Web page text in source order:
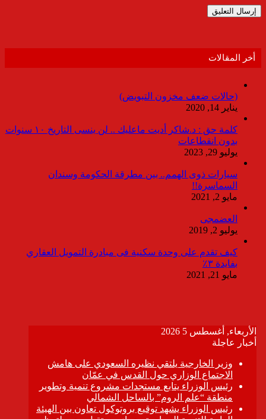
أخر المقالات
(حالات ضعف مخزون التبويض)
يناير 14, 2020
كلمة حق : د.شاكر أديت ماعليك .. لن ينسى التاريخ ١٠ سنوات
بدون انقطاعات
يوليو 29, 2023
سيارات ذوى الهمم.. بين مطرقة الحكومة وسندان
السماسرة!!
مايو 2, 2021
العضمجى
يوليو 2, 2019
كيف تقدم على وحدة سكنية فى مبادرة التمويل العقاري
بفايدة ٣٪
مايو 21, 2021